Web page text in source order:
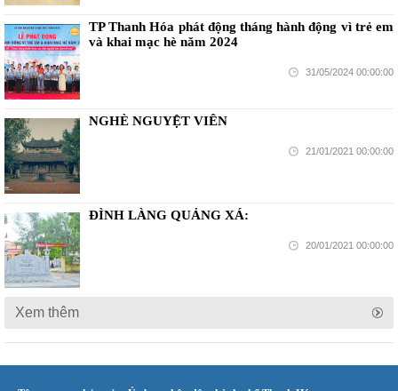
TP Thanh Hóa phát động tháng hành động vì trẻ em
và khai mạc hè năm 2024
31/05/2024 00:00:00
NGHÈ NGUYỆT VIÊN
21/01/2021 00:00:00
ĐÌNH LÀNG QUẢNG XÁ:
20/01/2021 00:00:00
Xem thêm